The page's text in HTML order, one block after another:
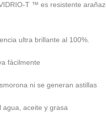
T ™ es resistente
ultra brillante al 100%.
fácilmente
ni se generan astillas
agua, aceite y grasa